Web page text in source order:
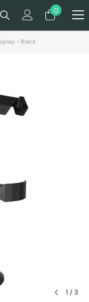
00
items
- Black
1 / 3